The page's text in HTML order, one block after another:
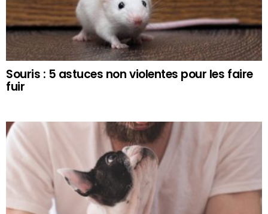
Souris : 5 astuces non violentes pour les faire
fuir